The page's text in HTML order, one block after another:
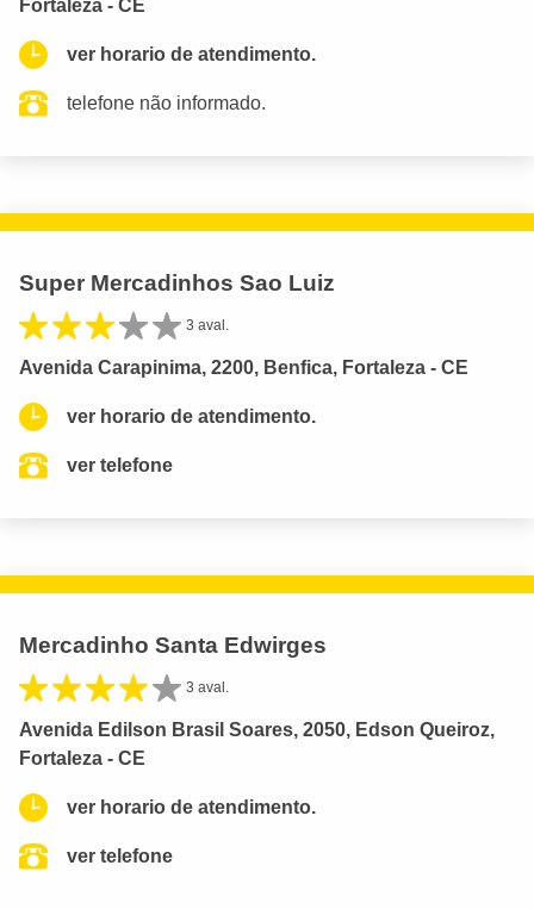
Fortaleza - CE
ver horario de atendimento.
telefone não informado.
Super Mercadinhos Sao Luiz
3 aval.
Avenida Carapinima, 2200, Benfica, Fortaleza - CE
ver horario de atendimento.
ver telefone
Mercadinho Santa Edwirges
3 aval.
Avenida Edilson Brasil Soares, 2050, Edson Queiroz,
Fortaleza - CE
ver horario de atendimento.
ver telefone